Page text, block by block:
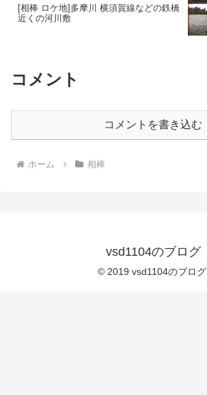
[相棒 ロケ地]多摩川 横須賀線などの鉄橋
近くの河川敷
コメント
コメントを書き込む
ホーム 相棒
vsd1104のブログ
© 2019 vsd1104のブログ.